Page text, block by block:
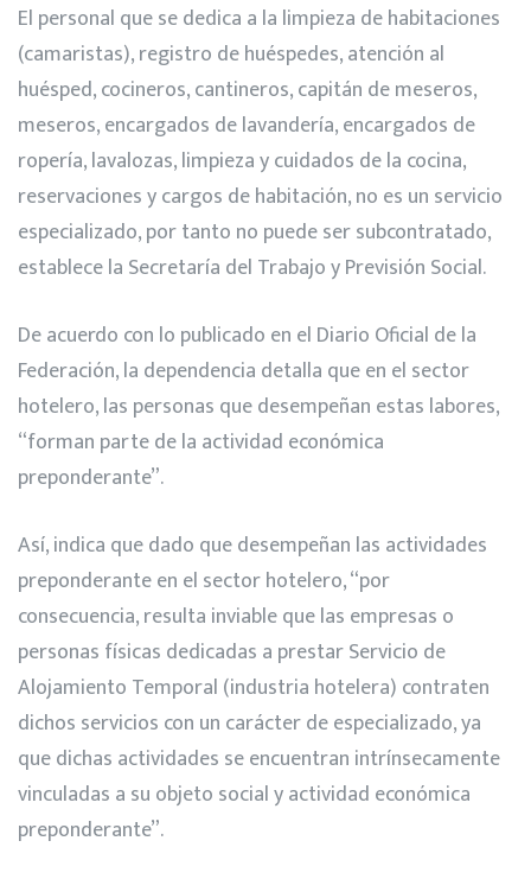
El personal que se dedica a la limpieza de habitaciones
(camaristas), registro de huéspedes, atención al
huésped, cocineros, cantineros, capitán de meseros,
meseros, encargados de lavandería, encargados de
ropería, lavalozas, limpieza y cuidados de la cocina,
reservaciones y cargos de habitación, no es un servicio
especializado, por tanto no puede ser subcontratado,
establece la Secretaría del Trabajo y Previsión Social.
De acuerdo con lo publicado en el Diario Oficial de la
Federación, la dependencia detalla que en el sector
hotelero, las personas que desempeñan estas labores,
“forman parte de la actividad económica
preponderante”.
Así, indica que dado que desempeñan las actividades
preponderante en el sector hotelero, “por
consecuencia, resulta inviable que las empresas o
personas físicas dedicadas a prestar Servicio de
Alojamiento Temporal (industria hotelera) contraten
dichos servicios con un carácter de especializado, ya
que dichas actividades se encuentran intrínsecamente
vinculadas a su objeto social y actividad económica
preponderante”.